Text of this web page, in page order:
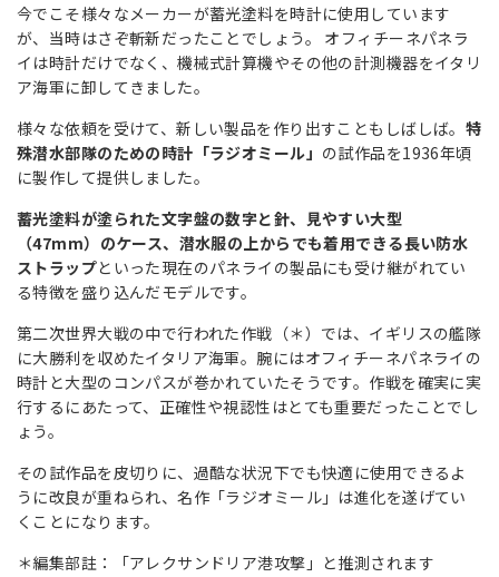
今でこそ様々なメーカーが蓄光塗料を時計に使用しています
が、当時はさぞ斬新だったことでしょう。 オフィチーネパネラ
イは時計だけでなく、機械式計算機やその他の計測機器をイタリ
ア海軍に卸してきました。
様々な依頼を受けて、新しい製品を作り出すこともしばしば。 特
殊潜水部隊のための時計「ラジオミール」 の試作品を1936年頃
に製作して提供しました。
蓄光塗料が塗られた文字盤の数字と針、見やすい大型
（47mm）のケース、潜水服の上からでも着用できる長い防水
ストラップといった現在のパネライの製品にも受け継がれてい
る特徴を盛り込んだモデルです。
第二次世界大戦の中で行われた作戦（＊）では、イギリスの艦隊
に大勝利を収めたイタリア海軍。腕にはオフィチーネパネライの
時計と大型のコンパスが巻かれていたそうです。作戦を確実に実
行するにあたって、正確性や視認性はとても重要だったことでし
ょう。
その試作品を皮切りに、過酷な状況下でも快適に使用できるよ
うに改良が重ねられ、名作「ラジオミール」は進化を遂げてい
くことになります。
＊編集部註：「アレクサンドリア港攻撃」と推測されます